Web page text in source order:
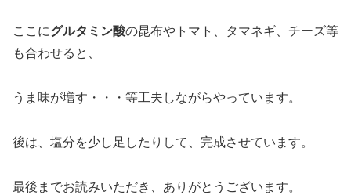
ここにグルタミン酸の昆布やトマト、タマネギ、チーズ等
も合わせると、
うま味が増す・・・等工夫しながらやっています。
後は、塩分を少し足したりして、完成させています。
最後までお読みいただき、ありがとうございます。